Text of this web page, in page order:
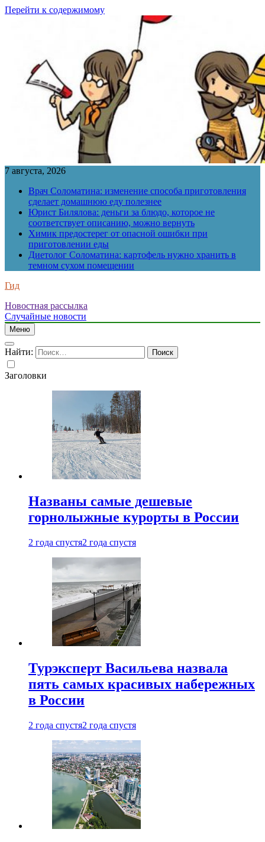
Перейти к содержимому
7 августа, 2026
Врач Соломатина: изменение способа приготовления
сделает домашнюю еду полезнее
Юрист Билялова: деньги за блюдо, которое не
соответствует описанию, можно вернуть
Химик предостерег от опасной ошибки при
приготовлении еды
Диетолог Соломатина: картофель нужно хранить в
темном сухом помещении
Гид
Новостная рассылка
Случайные новости
Меню
Найти:
Заголовки
Названы самые дешевые
горнолыжные курорты в России
2 года спустя2 года спустя
Турэксперт Васильева назвала
пять самых красивых набережных
в России
2 года спустя2 года спустя